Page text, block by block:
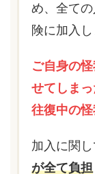
め、全て
険に加入し
ご自身の
せてしま
往復中の怪
加入に関
が全て負担